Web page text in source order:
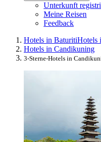
Unterkunft
Meine Reisen
Feedback
Hotels in BaturitiHotels
Hotels in Candikuning
3-Sterne-Hotels in